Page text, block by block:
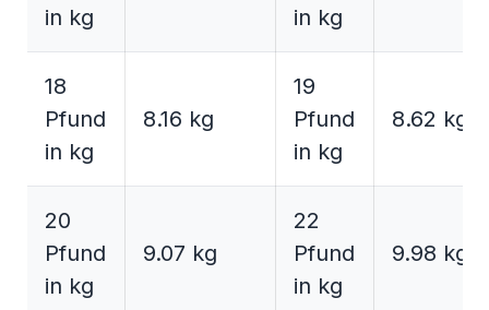
in kg
in kg
18
Pfund
in kg
8.16 kg
19
Pfund
in kg
8.62 kg
20
Pfund
in kg
9.07 kg
22
Pfund
in kg
9.98 kg